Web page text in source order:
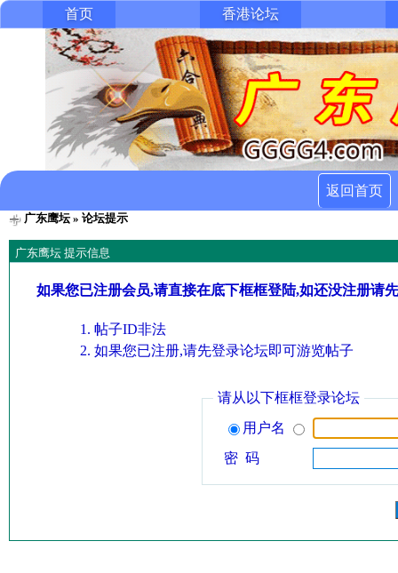
首页 香港论坛
返回首页
广东鹰坛» 论坛提示
广东鹰坛 提示信息
如果您已注册会员,请直接在底下框框登陆,如还没注册请
帖子ID非法
如果您已注册,请先登录论坛即可游览帖子
请从以下框框登录论坛
用户名
密 码